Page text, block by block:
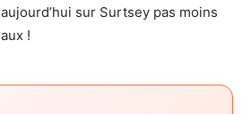
sur Surtsey pas moins
!